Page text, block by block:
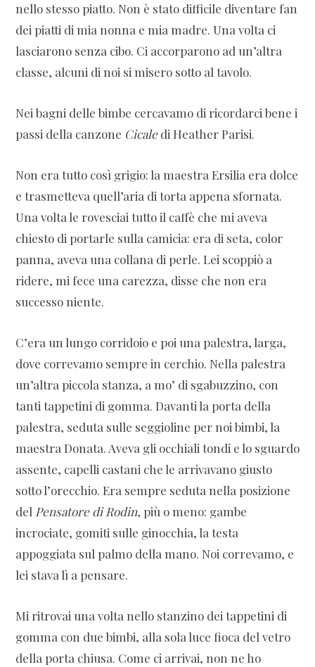
nello stesso piatto. Non è stato difficile diventare fan
dei piatti di mia nonna e mia madre. Una volta ci
lasciarono senza cibo. Ci accorparono ad un’altra
classe, alcuni di noi si misero sotto al tavolo.
Nei bagni delle bimbe cercavamo di ricordarci bene i
passi della canzone Cicaledi Heather Parisi.
Non era tutto così grigio: la maestra Ersilia era dolce
e trasmetteva quell’aria di torta appena sfornata.
Una volta le rovesciai tutto il caffè che mi aveva
chiesto di portarle sulla camicia: era di seta, color
panna, aveva una collana di perle. Lei scoppiò a
ridere, mi fece una carezza, disse che non era
successo niente.
C’era un lungo corridoio e poi una palestra, larga,
dove correvamo sempre in cerchio. Nella palestra
un’altra piccola stanza, a mo’ di sgabuzzino, con
tanti tappetini di gomma. Davanti la porta della
palestra, seduta sulle seggioline per noi bimbi, la
maestra Donata. Aveva gli occhiali tondi e lo sguardo
assente, capelli castani che le arrivavano giusto
sotto l’orecchio. Era sempre seduta nella posizione
del Pensatore di Rodin, più o meno: gambe
incrociate, gomiti sulle ginocchia, la testa
appoggiata sul palmo della mano. Noi correvamo, e
lei stava lì a pensare.
Mi ritrovai una volta nello stanzino dei tappetini di
gomma con due bimbi, alla sola luce fioca del vetro
della porta chiusa. Come ci arrivai, non ne ho